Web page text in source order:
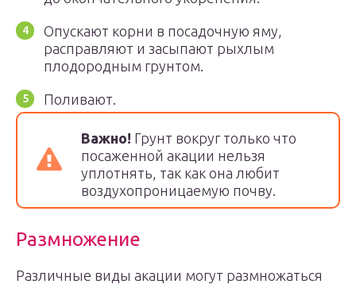
Опускают корни в посадочную яму,
расправляют и засыпают рыхлым
плодородным грунтом.
Поливают.
Важно! Грунт вокруг только что
посаженной акации нельзя
уплотнять, так как она любит
воздухопроницаемую почву.
Размножение
Различные виды акации могут размножаться